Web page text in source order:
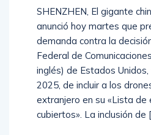
SHENZHEN, El gigante
anunció hoy martes que
demanda contra la
Federal de
inglés) de Estados
2025, de incluir a los
extranjero en su «Lista de
cubiertos». La inclusión de